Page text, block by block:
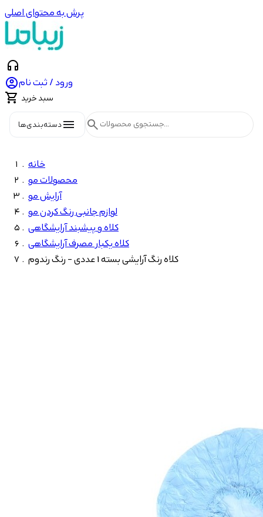
پرش به محتوای اصلی
headphones
ورود / ثبت نام
 سبد خرید
menuدسته‌بندی‌ها search
خانه
محصولات مو
آرایش مو
لوازم جانبی رنگ کردن مو
کلاه و پیشبند آرایشگاهی
کلاه یکبار مصرف آرایشگاهی
کلاه رنگ آرایشی بسته 1 عددی - رنگ رندوم